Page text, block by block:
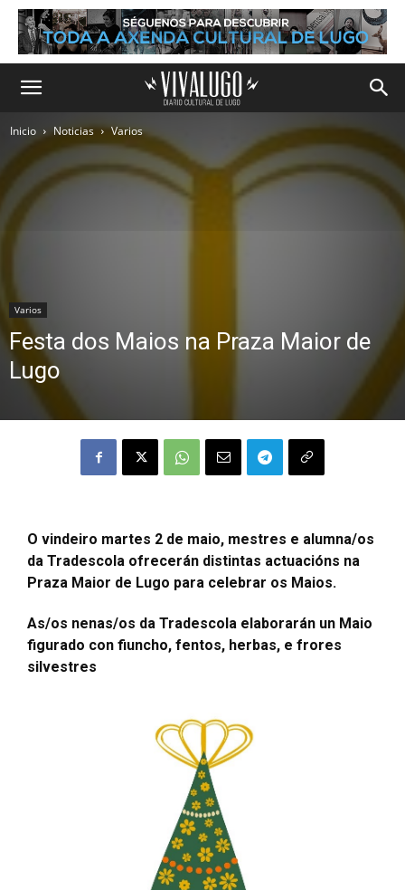
Inicio Noticias Varios
Varios
Festa dos Maios na Praza Maior de
Lugo
O vindeiro martes 2 de maio, mestres e alumna/os
da Tradescola ofrecerán distintas actuacións na
Praza Maior de Lugo para celebrar os Maios.
As/os nenas/os da Tradescola elaborarán un Maio
figurado con fiuncho, fentos, herbas, e frores
silvestres